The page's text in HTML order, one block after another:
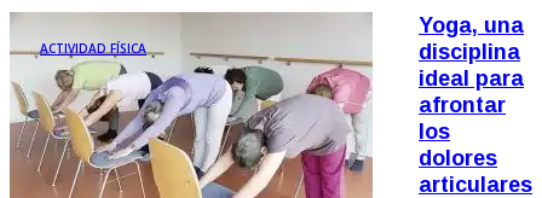
ACTIVIDAD FÍSICA
Yoga, una
disciplina
ideal para
afrontar
los
dolores
articulares